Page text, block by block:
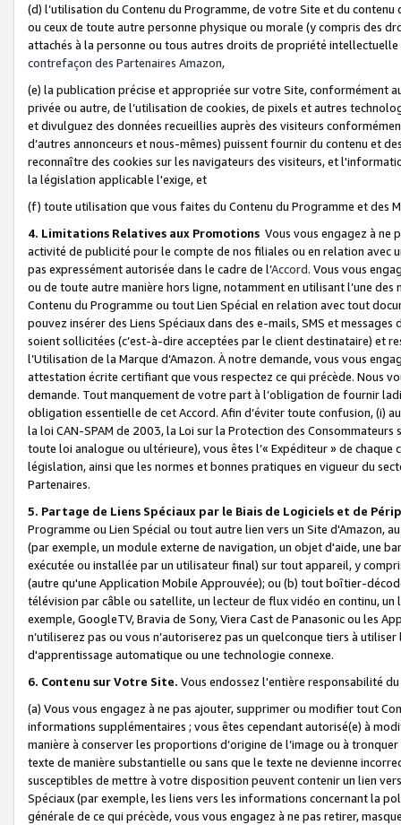
(d) l’utilisation du Contenu du Programme, de votre Site et du
ou ceux de toute autre personne physique ou morale (y compris des
attachés à la personne ou tous autres droits de propriété
contrefaçon des Partenaires Amazon,
(e) la publication précise et appropriée sur votre Site, conformément
privée ou autre, de l’utilisation de cookies, de pixels et autres
et divulguez des données recueillies auprès des visiteurs
d’autres annonceurs et nous-mêmes) puissent fournir du contenu et
reconnaître des cookies sur les navigateurs des visiteurs, et
la législation applicable l'exige, et
(f) toute utilisation que vous faites du Contenu du Programme et des
4. Limitations Relatives aux Promotions Vous vous engagez à ne
activité de publicité pour le compte de nos filiales ou en relation avec
pas expressément autorisée dans le cadre de l’Accord. Vous vous
ou de toute autre manière hors ligne, notamment en utilisant l’une
Contenu du Programme ou tout Lien Spécial en relation avec tout
pouvez insérer des Liens Spéciaux dans des e-mails, SMS et
soient sollicitées (c’est-à-dire acceptées par le client destinataire) et
l’Utilisation de la Marque d’Amazon. À notre demande, vous vous
attestation écrite certifiant que vous respectez ce qui précède. Nous
demande. Tout manquement de votre part à l’obligation de fournir
obligation essentielle de cet Accord. Afin d’éviter toute confusion, (i)
la loi CAN-SPAM de 2003, la Loi sur la Protection des
toute loi analogue ou ultérieure), vous êtes l’« Expéditeur » de
législation, ainsi que les normes et bonnes pratiques en vigueur du
Partenaires.
5. Partage de Liens Spéciaux par le Biais de Logiciels et de
Programme ou Lien Spécial ou tout autre lien vers un Site d'Amazon,
(par exemple, un module externe de navigation, un objet d'aide, une
exécutée ou installée par un utilisateur final) sur tout appareil, y
(autre qu'une Application Mobile Approuvée); ou (b) tout boîtier-
télévision par câble ou satellite, un lecteur de flux vidéo en continu,
exemple, GoogleTV, Bravia de Sony, Viera Cast de Panasonic ou les
n’utiliserez pas ou vous n’autoriserez pas un quelconque tiers à
d'apprentissage automatique ou une technologie connexe.
6. Contenu sur Votre Site. Vous endossez l'entière responsabilité
(a) Vous vous engagez à ne pas ajouter, supprimer ou modifier tout
informations supplémentaires ; vous êtes cependant autorisé(e) à
manière à conserver les proportions d’origine de l’image ou à
texte de manière substantielle ou sans que le texte ne devienne
susceptibles de mettre à votre disposition peuvent contenir un lien
Spéciaux (par exemple, les liens vers les informations concernant la
générale de ce qui précède, vous vous engagez à ne pas retirer,